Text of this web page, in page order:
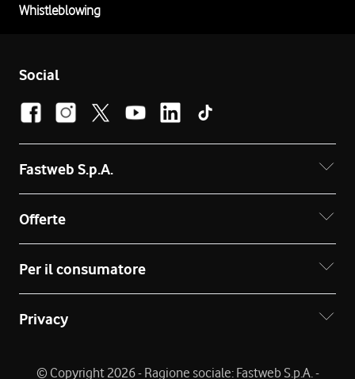
Whistleblowing
Social
Fastweb S.p.A.
Offerte
Per il consumatore
Privacy
© Copyright 2026 - Ragione sociale: Fastweb S.p.A. -